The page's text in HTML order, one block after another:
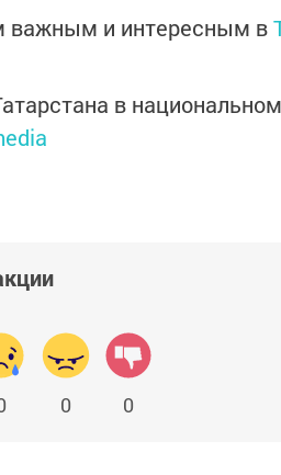
важным и интересным в
в
0 0